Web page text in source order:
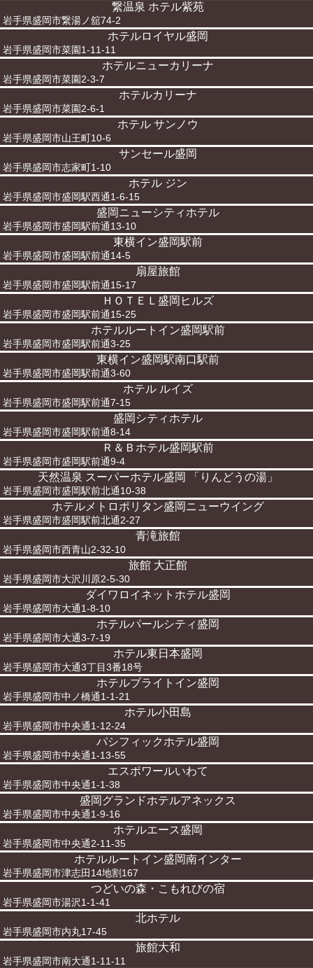
繋温泉 ホテル紫苑
岩手県盛岡市繋湯ノ舘74-2
ホテルロイヤル盛岡
岩手県盛岡市菜園1-11-11
ホテルニューカリーナ
岩手県盛岡市菜園2-3-7
ホテルカリーナ
岩手県盛岡市菜園2-6-1
ホテル サンノウ
岩手県盛岡市山王町10-6
サンセール盛岡
岩手県盛岡市志家町1-10
ホテル ジン
岩手県盛岡市盛岡駅西通1-6-15
盛岡ニューシティホテル
岩手県盛岡市盛岡駅前通13-10
東横イン盛岡駅前
岩手県盛岡市盛岡駅前通14-5
扇屋旅館
岩手県盛岡市盛岡駅前通15-17
ＨＯＴＥＬ盛岡ヒルズ
岩手県盛岡市盛岡駅前通15-25
ホテルルートイン盛岡駅前
岩手県盛岡市盛岡駅前通3-25
東横イン盛岡駅南口駅前
岩手県盛岡市盛岡駅前通3-60
ホテル ルイズ
岩手県盛岡市盛岡駅前通7-15
盛岡シティホテル
岩手県盛岡市盛岡駅前通8-14
Ｒ＆Ｂホテル盛岡駅前
岩手県盛岡市盛岡駅前通9-4
天然温泉 スーパーホテル盛岡 「りんどうの湯」
岩手県盛岡市盛岡駅前北通10-38
ホテルメトロポリタン盛岡ニューウイング
岩手県盛岡市盛岡駅前北通2-27
青滝旅館
岩手県盛岡市西青山2-32-10
旅館 大正館
岩手県盛岡市大沢川原2-5-30
ダイワロイネットホテル盛岡
岩手県盛岡市大通1-8-10
ホテルパールシティ盛岡
岩手県盛岡市大通3-7-19
ホテル東日本盛岡
岩手県盛岡市大通3丁目3番18号
ホテルブライトイン盛岡
岩手県盛岡市中ノ橋通1-1-21
ホテル小田島
岩手県盛岡市中央通1-12-24
パシフィックホテル盛岡
岩手県盛岡市中央通1-13-55
エスポワールいわて
岩手県盛岡市中央通1-1-38
盛岡グランドホテルアネックス
岩手県盛岡市中央通1-9-16
ホテルエース盛岡
岩手県盛岡市中央通2-11-35
ホテルルートイン盛岡南インター
岩手県盛岡市津志田14地割167
つどいの森・こもれびの宿
岩手県盛岡市湯沢1-1-41
北ホテル
岩手県盛岡市内丸17-45
旅館大和
岩手県盛岡市南大通1-11-11